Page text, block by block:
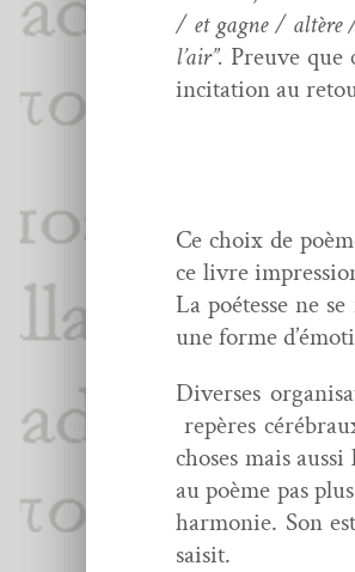
/ et gagne / altère
l’air”. Preuve que
inci­ta­tion au
Ce choix de
ce livre
La poétesse ne
une forme
Divers­es
repères
choses mais
au poème pas
har­monie. Son
saisit.